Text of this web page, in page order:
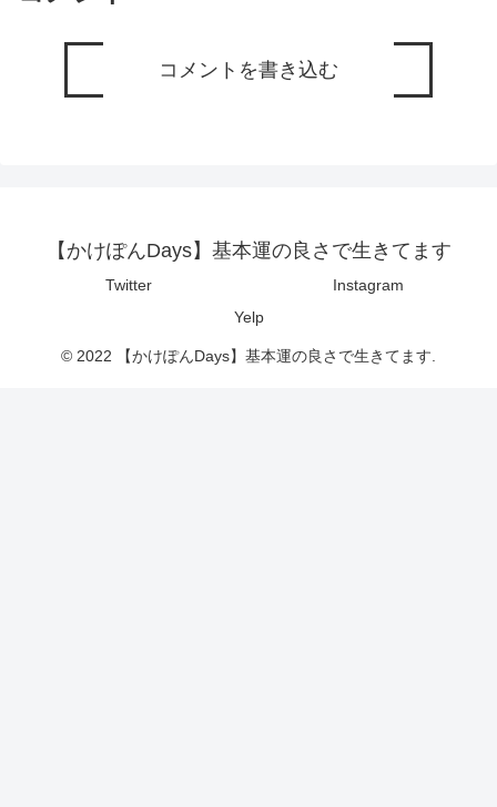
コメントを書き込む
【かけぽんDays】基本運の良さで生きてます
Twitter
Instagram
Yelp
© 2022 【かけぽんDays】基本運の良さで生きてます.